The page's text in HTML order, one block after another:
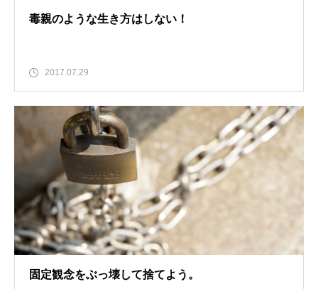
毒親のような生き方はしない！
2017.07.29
固定観念をぶっ壊して捨てよう。